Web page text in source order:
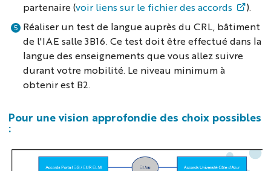
partenaire (voir liens sur le fichier des accords
).
Réaliser un test de langue auprès du CRL, bâtiment
de l'IAE salle 3B16. Ce test doit être effectué dans la
langue des enseignements que vous allez suivre
durant votre mobilité. Le niveau minimum à
obtenir est B2.
Pour une vision approfondie des choix possibles
: